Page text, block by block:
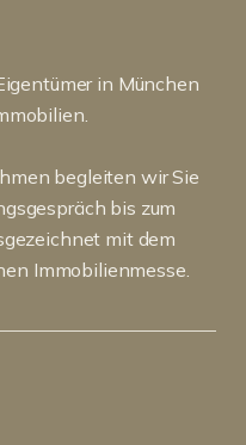
in München
begleiten wir Sie
bis zum
mit dem
Immobilienmesse.